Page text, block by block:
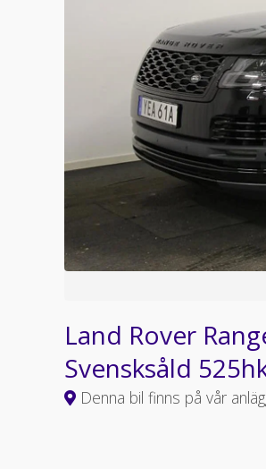
Land Rover
Svensksåld
Denna bil finns på vår